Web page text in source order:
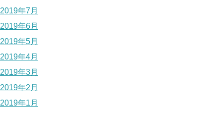
2019年7月
2019年6月
2019年5月
2019年4月
2019年3月
2019年2月
2019年1月